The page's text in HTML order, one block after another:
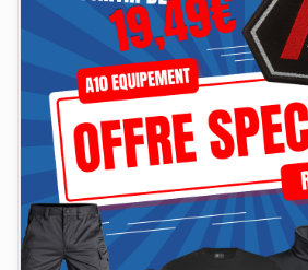
Laisser un avis
Votre nom
Note